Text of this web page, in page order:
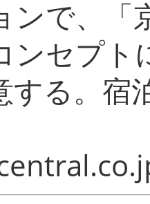
ンで、「
ンセプト
する。宿